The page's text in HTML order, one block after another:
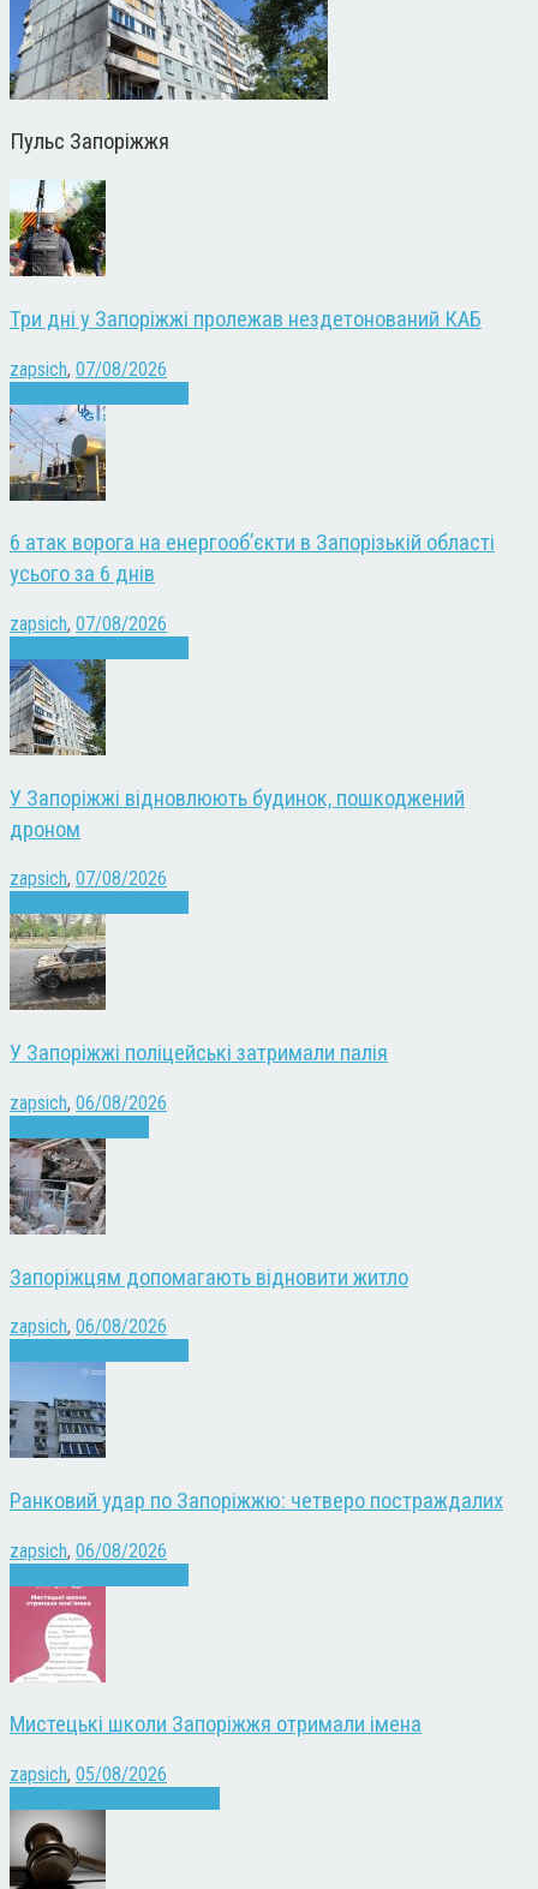
Пульс Запоріжжя
Три дні у Запоріжжі пролежав нездетонований КАБ
zapsich, 07/08/2026
6 атак ворога на енергооб’єкти в Запорізькій області
усього за 6 днів
zapsich, 07/08/2026
У Запоріжжі відновлюють будинок, пошкоджений
дроном
zapsich, 07/08/2026
У Запоріжжі поліцейські затримали палія
zapsich, 06/08/2026
Запоріжцям допомагають відновити житло
zapsich, 06/08/2026
Ранковий удар по Запоріжжю: четверо постраждалих
zapsich, 06/08/2026
Мистецькі школи Запоріжжя отримали імена
zapsich, 05/08/2026